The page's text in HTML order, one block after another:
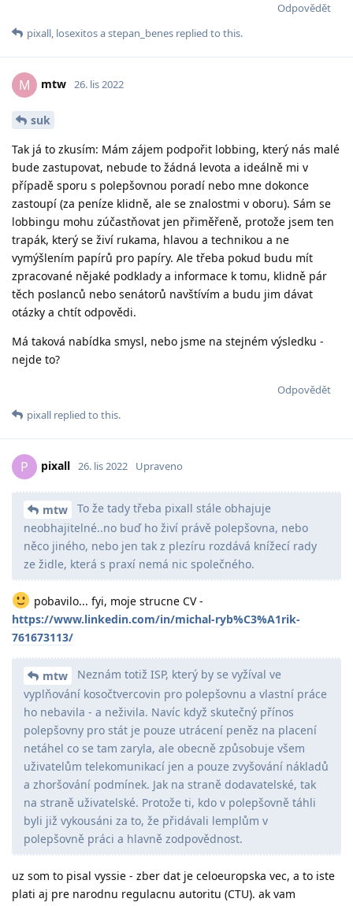
Odpovědět
pixall, losexitosastepan_benes replied to this.
M mtw 26. lis 2022
suk
Tak já to zkusím: Mám zájem podpořit lobbing, který nás malé
bude zastupovat, nebude to žádná levota a ideálně mi v
případě sporu s polepšovnou poradí nebo mne dokonce
zastoupí (za peníze klidně, ale se znalostmi v oboru). Sám se
lobbingu mohu zúčastňovat jen přiměřeně, protože jsem ten
trapák, který se živí rukama, hlavou a technikou a ne
vymýšlením papírů pro papíry. Ale třeba pokud budu mít
zpracované nějaké podklady a informace k tomu, klidně pár
těch poslanců nebo senátorů navštívím a budu jim dávat
otázky a chtít odpovědi.
Má taková nabídka smysl, nebo jsme na stejném výsledku -
nejde to?
Odpovědět
pixall replied to this.
P pixall 26. lis 2022 Upraveno
mtw
To že tady třeba pixall stále obhajuje
neobhajitelné..no buď ho živí právě polepšovna, nebo
něco jiného, nebo jen tak z plezíru rozdává knížecí rady
ze židle, která s praxí nemá nic společného.
pobavilo... fyi, moje strucne CV -
https://www.linkedin.com/in/michal-ryb%C3%A1rik-
761673113/
mtw
Neznám totiž ISP, který by se vyžíval ve
vyplňování kosočtvercovin pro polepšovnu a vlastní práce
ho nebavila - a neživila. Navíc když skutečný přínos
polepšovny pro stát je pouze utrácení peněz na placení
netáhel co se tam zaryla, ale obecně způsobuje všem
uživatelům telekomunikací jen a pouze zvyšování nákladů
a zhoršování podmínek. Jak na straně dodavatelské, tak
na straně uživatelské. Protože ti, kdo v polepšovně táhli
byli již vykousáni za to, že přidávali lemplům v
polepšovně práci a hlavně zodpovědnost.
uz som to pisal vyssie - zber dat je celoeuropska vec, a to iste
plati aj pre narodnu regulacnu autoritu (CTU). ak vam